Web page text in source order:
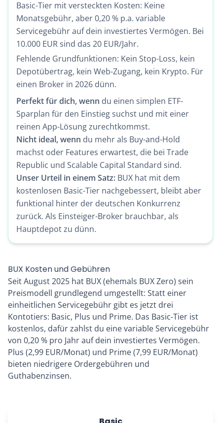
Basic-Tier mit versteckten Kosten: Keine
Monatsgebühr, aber 0,20 % p.a. variable
Servicegebühr auf dein investiertes Vermögen. Bei
10.000 EUR sind das 20 EUR/Jahr.
Fehlende Grundfunktionen: Kein Stop-Loss, kein
Depotübertrag, kein Web-Zugang, kein Krypto. Für
einen Broker in 2026 dünn.
Perfekt für dich, wenn du einen simplen ETF-
Sparplan für den Einstieg suchst und mit einer
reinen App-Lösung zurechtkommst.
Nicht ideal, wenn du mehr als Buy-and-Hold
machst oder Features erwartest, die bei Trade
Republic und Scalable Capital Standard sind.
Unser Urteil in einem Satz: BUX hat mit dem
kostenlosen Basic-Tier nachgebessert, bleibt aber
funktional hinter der deutschen Konkurrenz
zurück. Als Einsteiger-Broker brauchbar, als
Hauptdepot zu dünn.
BUX Kosten und Gebühren
Seit August 2025 hat BUX (ehemals BUX Zero) sein
Preismodell grundlegend umgestellt: Statt einer
einheitlichen Servicegebühr gibt es jetzt drei
Kontotiers: Basic, Plus und Prime. Das Basic-Tier ist
kostenlos, dafür zahlst du eine variable Servicegebühr
von 0,20 % pro Jahr auf dein investiertes Vermögen.
Plus (2,99 EUR/Monat) und Prime (7,99 EUR/Monat)
bieten niedrigere Ordergebühren und
Guthabenzinsen.